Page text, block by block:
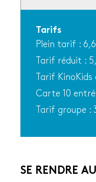
Tarifs
Plein tarif :
Tarif réduit :
Tarif
Carte 10
Tarif groupe :
SE RENDRE